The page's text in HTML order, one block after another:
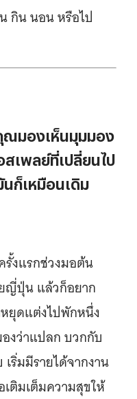
กิน นอน หรือไป
ณมองเห็นมุมมอง
เพลย์ที่เปลี่ยนไป
นก็เหมือนเดิม
รั้งแรกช่วงมอต้น
ญี่ปุ่น แล้วก็อยาก
ยุดแต่งไปพักหนึ่ง
งว่าแปลก บวกกับ
ริ่มมีรายได้จากงาน
ติมเต็มความสุขให้